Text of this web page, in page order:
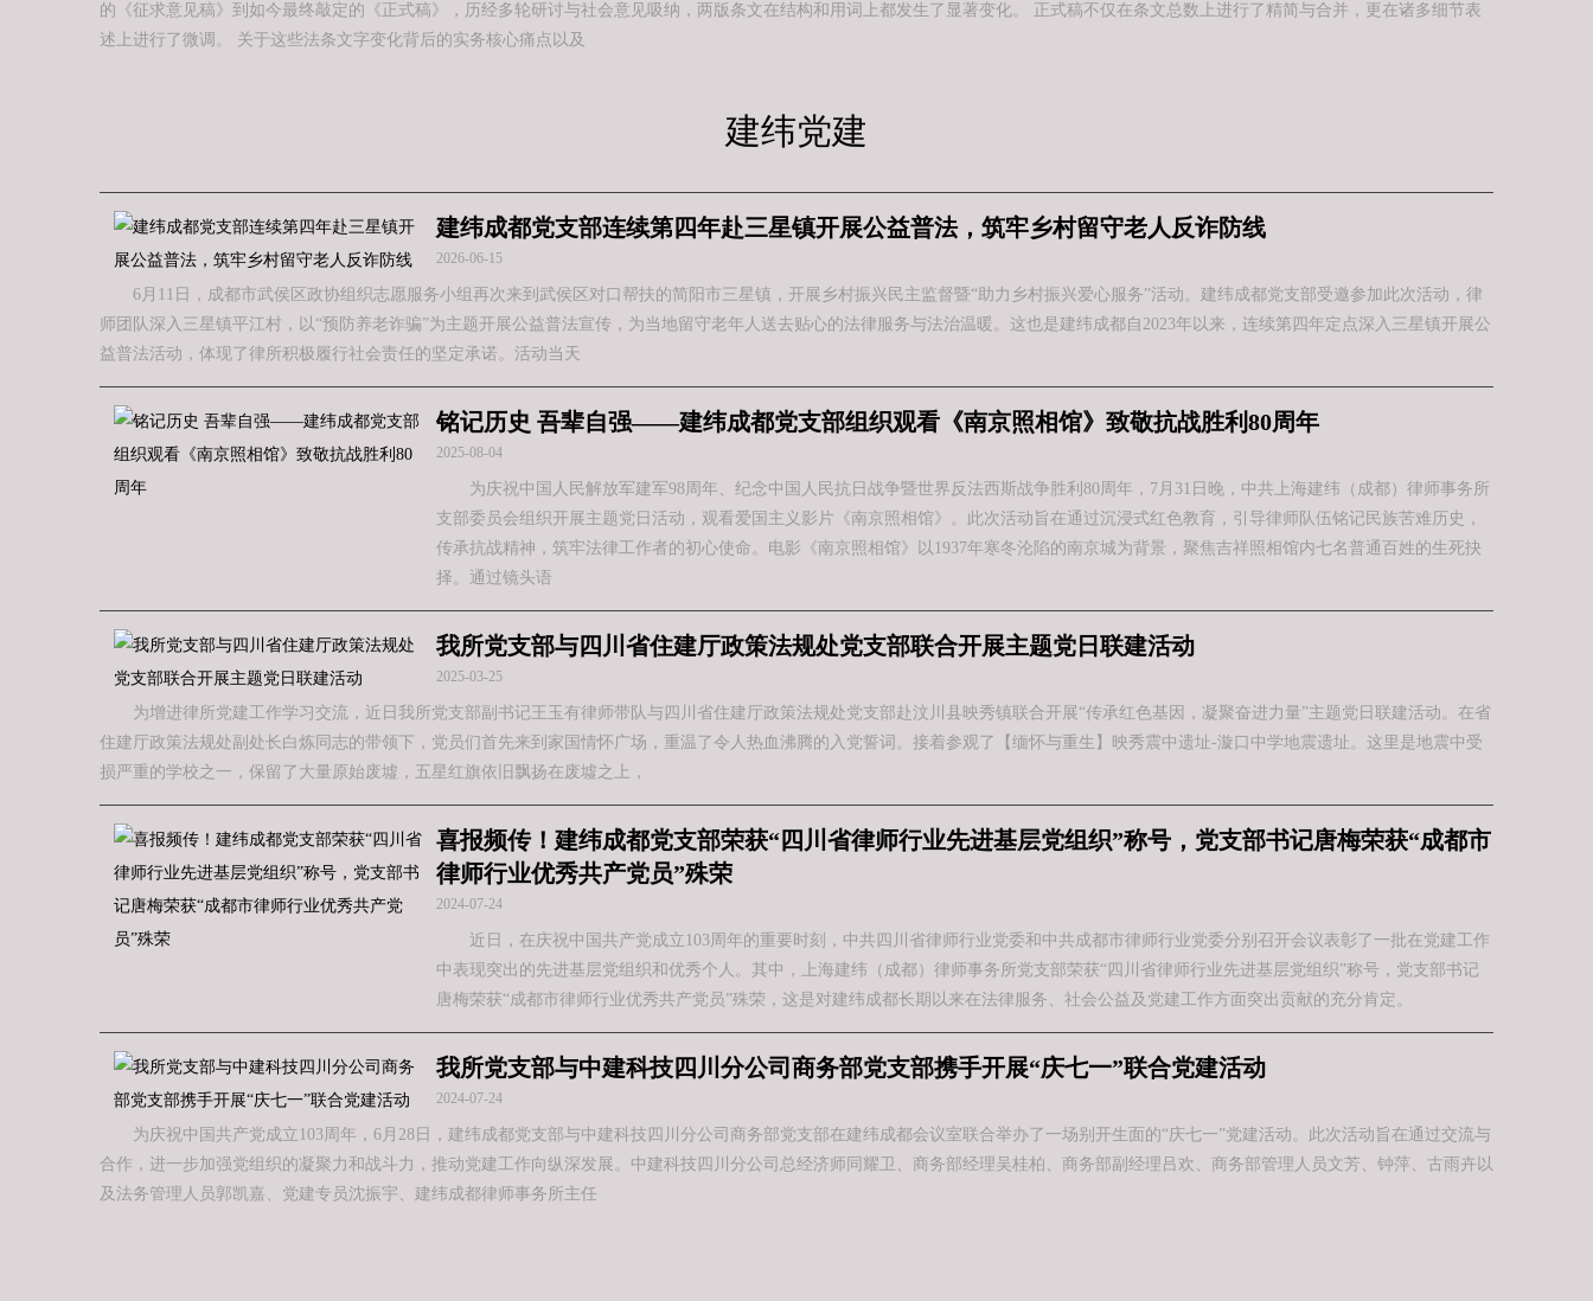
的《征求意见稿》到如今最终敲定的《正式稿》，历经多轮研讨与社会意见吸纳，两版条文在结构和用词上都发生了显著变化。 正式稿不仅在条文总数上进行了精简与合并，更在诸多细节表
述上进行了微调。 关于这些法条文字变化背后的实务核心痛点以及
建纬党建
建纬成都党支部连续第四年赴三星镇开展公益普法，筑牢乡村留守老人反诈防线
2026-06-15
6月11日，成都市武侯区政协组织志愿服务小组再次来到武侯区对口帮扶的简阳市三星镇，开展乡村振兴民主监督暨“助力乡村振兴爱心服务”活动。建纬成都党支部受邀参加此次活动，律
师团队深入三星镇平江村，以“预防养老诈骗”为主题开展公益普法宣传，为当地留守老年人送去贴心的法律服务与法治温暖。这也是建纬成都自2023年以来，连续第四年定点深入三星镇开展公
益普法活动，体现了律所积极履行社会责任的坚定承诺。活动当天
铭记历史 吾辈自强——建纬成都党支部组织观看《南京照相馆》致敬抗战胜利80周年
2025-08-04
为庆祝中国人民解放军建军98周年、纪念中国人民抗日战争暨世界反法西斯战争胜利80周年，7月31日晚，中共上海建纬（成都）律师事务所
支部委员会组织开展主题党日活动，观看爱国主义影片《南京照相馆》。此次活动旨在通过沉浸式红色教育，引导律师队伍铭记民族苦难历史，
传承抗战精神，筑牢法律工作者的初心使命。电影《南京照相馆》以1937年寒冬沦陷的南京城为背景，聚焦吉祥照相馆内七名普通百姓的生死抉
择。通过镜头语
我所党支部与四川省住建厅政策法规处党支部联合开展主题党日联建活动
2025-03-25
为增进律所党建工作学习交流，近日我所党支部副书记王玉有律师带队与四川省住建厅政策法规处党支部赴汶川县映秀镇联合开展“传承红色基因，凝聚奋进力量”主题党日联建活动。在省
住建厅政策法规处副处长白炼同志的带领下，党员们首先来到家国情怀广场，重温了令人热血沸腾的入党誓词。接着参观了【缅怀与重生】映秀震中遗址-漩口中学地震遗址。这里是地震中受
损严重的学校之一，保留了大量原始废墟，五星红旗依旧飘扬在废墟之上，
喜报频传！建纬成都党支部荣获“四川省律师行业先进基层党组织”称号，党支部书记唐梅荣获“成都市
律师行业优秀共产党员”殊荣
2024-07-24
近日，在庆祝中国共产党成立103周年的重要时刻，中共四川省律师行业党委和中共成都市律师行业党委分别召开会议表彰了一批在党建工作
中表现突出的先进基层党组织和优秀个人。其中，上海建纬（成都）律师事务所党支部荣获“四川省律师行业先进基层党组织”称号，党支部书记
唐梅荣获“成都市律师行业优秀共产党员”殊荣，这是对建纬成都长期以来在法律服务、社会公益及党建工作方面突出贡献的充分肯定。
我所党支部与中建科技四川分公司商务部党支部携手开展“庆七一”联合党建活动
2024-07-24
为庆祝中国共产党成立103周年，6月28日，建纬成都党支部与中建科技四川分公司商务部党支部在建纬成都会议室联合举办了一场别开生面的“庆七一”党建活动。此次活动旨在通过交流与
合作，进一步加强党组织的凝聚力和战斗力，推动党建工作向纵深发展。中建科技四川分公司总经济师同耀卫、商务部经理吴桂柏、商务部副经理吕欢、商务部管理人员文芳、钟萍、古雨卉以
及法务管理人员郭凯嘉、党建专员沈振宇、建纬成都律师事务所主任